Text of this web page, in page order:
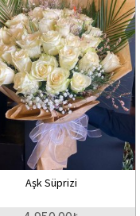
Aşk Süprizi